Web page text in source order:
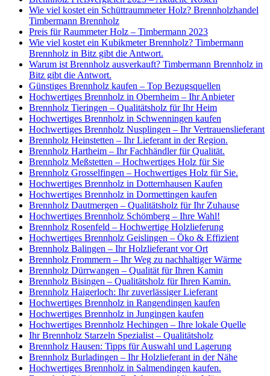
Wie viel kostet ein Schüttraummeter Holz? Brennholzhandel
Timbermann Brennholz
Preis für Raummeter Holz – Timbermann 2023
Wie viel kostet ein Kubikmeter Brennholz? Timbermann
Brennholz in Bitz gibt die Antwort.
Warum ist Brennholz ausverkauft? Timbermann Brennholz in
Bitz gibt die Antwort.
Günstiges Brennholz kaufen – Top Bezugsquellen
Hochwertiges Brennholz in Obernheim – Ihr Anbieter
Brennholz Tieringen – Qualitätsholz für Ihr Heim
Hochwertiges Brennholz in Schwenningen kaufen
Hochwertiges Brennholz Nusplingen – Ihr Vertrauenslieferant
Brennholz Heinstetten – Ihr Lieferant in der Region.
Brennholz Hartheim – Ihr Fachhändler für Qualität.
Brennholz Meßstetten – Hochwertiges Holz für Sie
Brennholz Grosselfingen – Hochwertiges Holz für Sie.
Hochwertiges Brennholz in Dotternhausen Kaufen
Hochwertiges Brennholz in Dormettingen kaufen
Brennholz Dautmergen – Qualitätsholz für Ihr Zuhause
Hochwertiges Brennholz Schömberg – Ihre Wahl!
Brennholz Rosenfeld – Hochwertige Holzlieferung
Hochwertiges Brennholz Geislingen – Öko & Effizient
Brennholz Balingen – Ihr Holzlieferant vor Ort
Brennholz Frommern – Ihr Weg zu nachhaltiger Wärme
Brennholz Dürrwangen – Qualität für Ihren Kamin
Brennholz Bisingen – Qualitätsholz für Ihren Kamin.
Brennholz Haigerloch: Ihr zuverlässiger Lieferant
Hochwertiges Brennholz in Rangendingen kaufen
Hochwertiges Brennholz in Jungingen kaufen
Hochwertiges Brennholz Hechingen – Ihre lokale Quelle
Ihr Brennholz Starzeln Spezialist – Qualitätsholz
Brennholz Hausen: Tipps für Auswahl und Lagerung
Brennholz Burladingen – Ihr Holzlieferant in der Nähe
Hochwertiges Brennholz in Salmendingen kaufen.